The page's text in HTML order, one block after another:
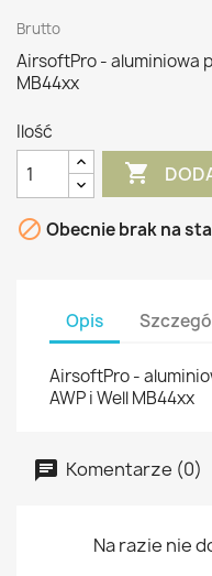
Brutto
AirsoftPro - aluminiowa
MB44xx
Ilość

 Obecnie brak na
Opis
AirsoftPro -
AWP i Well MB44xx
Komentarze (0)
Na razie nie